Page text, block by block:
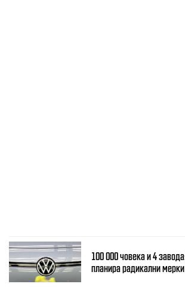
100 000 човека и 4
планира радикални мерки